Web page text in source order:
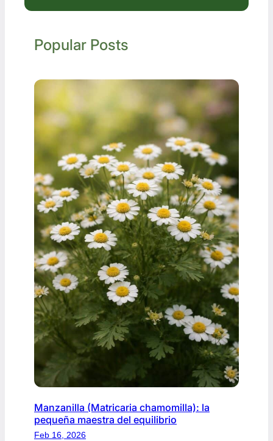
Popular Posts
Manzanilla (Matricaria chamomilla): la
pequeña maestra del equilibrio
Feb 16, 2026